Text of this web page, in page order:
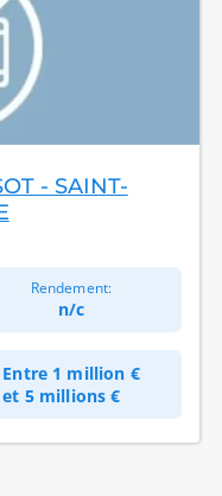
- SAINT-
Rendement:
n/c
Entre 1 million €
et 5 millions €